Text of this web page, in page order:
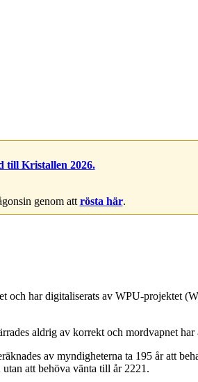
till Kristallen 2026.
genom att rösta här.
och har digitaliserats av WPU-projektet
aldrig av korrekt och mordvapnet har
av myndigheterna ta 195 år att
att behöva vänta till år 2221.